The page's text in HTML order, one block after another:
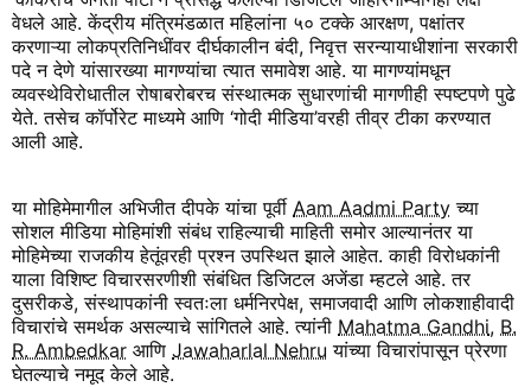
वेधले आहे. केंद्रीय मंत्रिमंडळात महिलांना ५० टक्के आरक्षण, पक्षांतर
करणाऱ्या लोकप्रतिनिधींवर दीर्घकालीन बंदी, निवृत्त सरन्यायाधीशांना सरकारी
पदे न देणे यांसारख्या मागण्यांचा त्यात समावेश आहे. या मागण्यांमधून
व्यवस्थेविरोधातील रोषाबरोबरच संस्थात्मक सुधारणांची मागणीही स्पष्टपणे पुढे
येते. तसेच कॉर्पोरेट माध्यमे आणि ‘गोदी मीडिया’वरही तीव्र टीका करण्यात
आली आहे.
या मोहिमेमागील अभिजीत दीपके यांचा पूर्वी Aam Aadmi Party च्या
सोशल मीडिया मोहिमांशी संबंध राहिल्याची माहिती समोर आल्यानंतर या
मोहिमेच्या राजकीय हेतूंवरही प्रश्न उपस्थित झाले आहेत. काही विरोधकांनी
याला विशिष्ट विचारसरणीशी संबंधित डिजिटल अजेंडा म्हटले आहे. तर
दुसरीकडे, संस्थापकांनी स्वतःला धर्मनिरपेक्ष, समाजवादी आणि लोकशाहीवादी
विचारांचे समर्थक असल्याचे सांगितले आहे. त्यांनी Mahatma Gandhi, B.
R. Ambedkar आणि Jawaharlal Nehru यांच्या विचारांपासून प्रेरणा
घेतल्याचे नमूद केले आहे.